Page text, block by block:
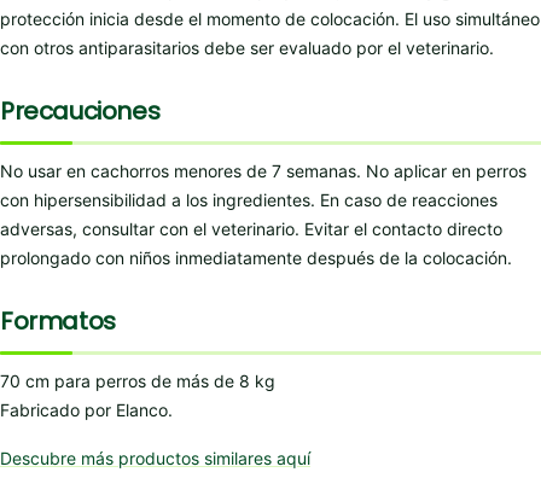
protección inicia desde el momento de colocación. El uso simultáneo
con otros antiparasitarios debe ser evaluado por el veterinario.
Precauciones
No usar en cachorros menores de 7 semanas. No aplicar en perros
con hipersensibilidad a los ingredientes. En caso de reacciones
adversas, consultar con el veterinario. Evitar el contacto directo
prolongado con niños inmediatamente después de la colocación.
Formatos
70 cm para perros de más de 8 kg
Fabricado por Elanco.
Descubre más productos similares aquí